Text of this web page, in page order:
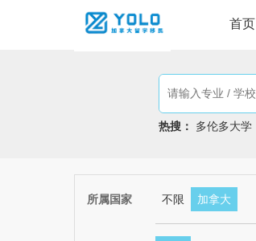
首页
热搜： 多伦多大学
所属国家 不限 加拿大